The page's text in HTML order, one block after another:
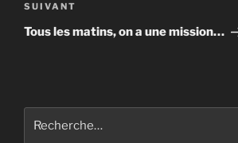
Article
suivant
SUIVANT
Tous les matins, on a une mission…